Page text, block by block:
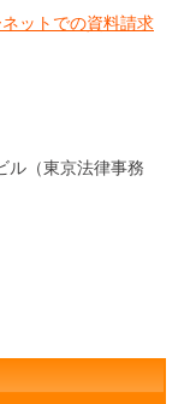
ットでの資料請求
ル（東京法律事務